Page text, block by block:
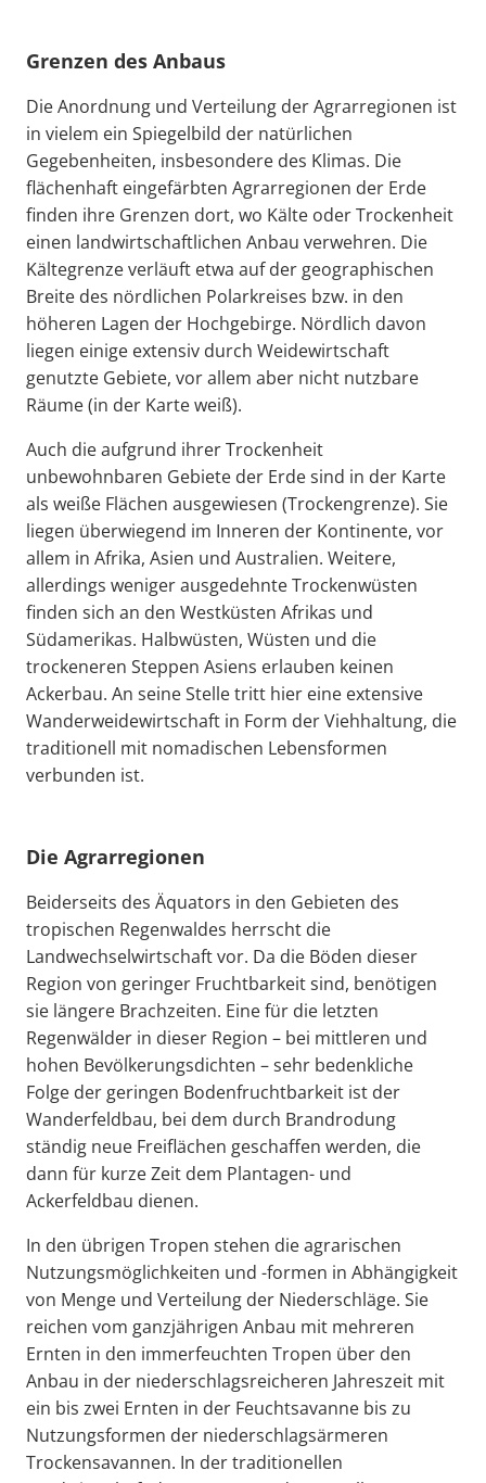
Grenzen des Anbaus
Die Anordnung und Verteilung der Agrarregionen ist
in vielem ein Spiegelbild der natürlichen
Gegebenheiten, insbesondere des Klimas. Die
flächenhaft eingefärbten Agrarregionen der Erde
finden ihre Grenzen dort, wo Kälte oder Trockenheit
einen landwirtschaftlichen Anbau verwehren. Die
Kältegrenze verläuft etwa auf der geographischen
Breite des nördlichen Polarkreises bzw. in den
höheren Lagen der Hochgebirge. Nördlich davon
liegen einige extensiv durch Weidewirtschaft
genutzte Gebiete, vor allem aber nicht nutzbare
Räume (in der Karte weiß).
Auch die aufgrund ihrer Trockenheit
unbewohnbaren Gebiete der Erde sind in der Karte
als weiße Flächen ausgewiesen (Trockengrenze). Sie
liegen überwiegend im Inneren der Kontinente, vor
allem in Afrika, Asien und Australien. Weitere,
allerdings weniger ausgedehnte Trockenwüsten
finden sich an den Westküsten Afrikas und
Südamerikas. Halbwüsten, Wüsten und die
trockeneren Steppen Asiens erlauben keinen
Ackerbau. An seine Stelle tritt hier eine extensive
Wanderweidewirtschaft in Form der Viehhaltung, die
traditionell mit nomadischen Lebensformen
verbunden ist.
Die Agrarregionen
Beiderseits des Äquators in den Gebieten des
tropischen Regenwaldes herrscht die
Landwechselwirtschaft vor. Da die Böden dieser
Region von geringer Fruchtbarkeit sind, benötigen
sie längere Brachzeiten. Eine für die letzten
Regenwälder in dieser Region – bei mittleren und
hohen Bevölkerungsdichten – sehr bedenkliche
Folge der geringen Bodenfruchtbarkeit ist der
Wanderfeldbau, bei dem durch Brandrodung
ständig neue Freiflächen geschaffen werden, die
dann für kurze Zeit dem Plantagen- und
Ackerfeldbau dienen.
In den übrigen Tropen stehen die agrarischen
Nutzungsmöglichkeiten und -formen in Abhängigkeit
von Menge und Verteilung der Niederschläge. Sie
reichen vom ganzjährigen Anbau mit mehreren
Ernten in den immerfeuchten Tropen über den
Anbau in der niederschlagsreicheren Jahreszeit mit
ein bis zwei Ernten in der Feuchtsavanne bis zu
Nutzungsformen der niederschlagsärmeren
Trockensavannen. In der traditionellen